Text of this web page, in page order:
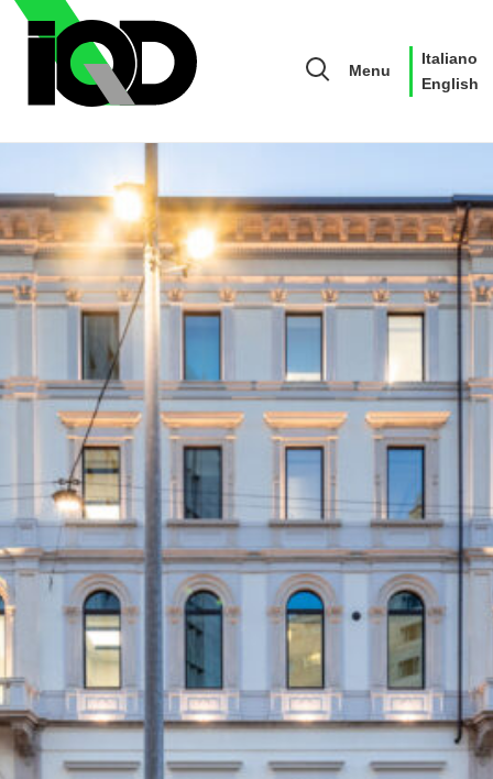
Menu
Italiano
English